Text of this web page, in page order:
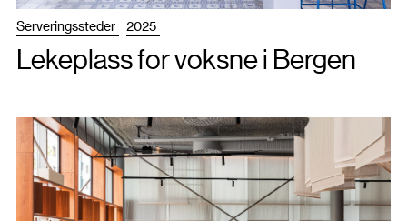
Serveringssteder 2025
Lekeplass for voksne i Bergen